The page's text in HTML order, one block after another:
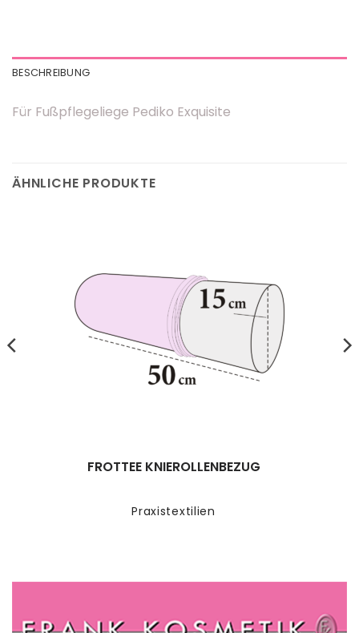
BESCHREIBUNG
Für Fußpflegeliege Pediko Exquisite
ÄHNLICHE PRODUKTE
Praxistextilien
FROTTEE KNIEROLLENBEZUG